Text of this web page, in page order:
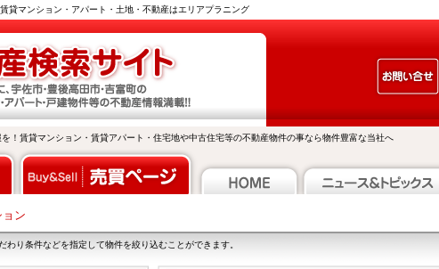
貸マンション・アパート・土地・不動産はエリアプラニング
！賃貸マンション・賃貸アパート・住宅地や中古住宅等の不動産物件の事なら物件豊富な当社へ
ン
わり条件などを指定して物件を絞り込むことができます。